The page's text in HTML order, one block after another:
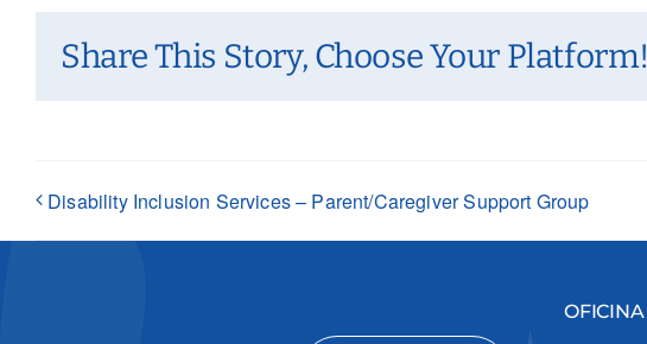
Share This Story, Choose Your Platform!
Disability Inclusion Services – Parent/Caregiver Support Group